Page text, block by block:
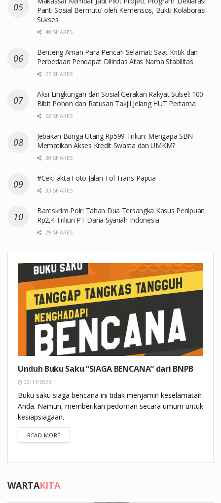
Panti Sosial Bermutu’ oleh Kemensos, Bukti Kolaborasi
Sukses
40 SHARES
Benteng Aman Para Pencari Selamat: Saat Kritik dan
Perbedaan Pendapat Dilindas Atas Nama Stabilitas
75 SHARES
Aksi Lingkungan dan Sosial Gerakan Rakyat Sulsel: 100
Bibit Pohon dan Ratusan Takjil Jelang HUT Pertama
52 SHARES
Jebakan Bunga Utang Rp599 Triliun: Mengapa SBN
Mematikan Akses Kredit Swasta dan UMKM?
30 SHARES
#CekFakta Foto Jalan Tol Trans-Papua
33 SHARES
Bareskrim Polri Tahan Dua Tersangka Kasus Penipuan
Rp2,4 Triliun PT Dana Syariah Indonesia
29 SHARES
Unduh Buku Saku “SIAGA BENCANA” dari BNPB
02/11/2023
Buku saku siaga bencana ini tidak menjamin keselamatan
Anda. Namun, memberikan pedoman secara umum untuk
kesiapsiagaan.
READ MOREDETAILS
WARTAKITA